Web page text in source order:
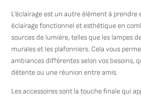
L’éclairage est un autre élément à prendre
éclairage fonctionnel et esthétique en
sources de lumière, telles que les lampes
murales et les plafonniers. Cela vous
ambiances différentes selon vos besoins,
détente ou une réunion entre amis.
Les accessoires sont la touche finale qui